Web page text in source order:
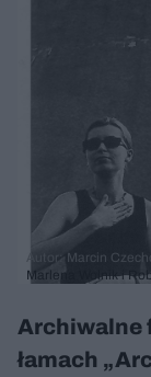
Autor: Marcin
Marlena Wolnik i
Archiwalne
łamach